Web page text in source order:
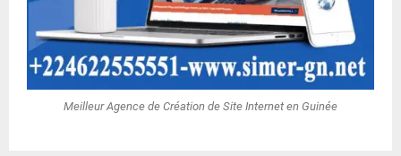
Meilleur Agence de Création de Site Internet en Guinée